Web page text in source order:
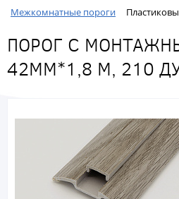
Межкомнатные пороги
ПОРОГ С
42ММ*1,8 М, 210